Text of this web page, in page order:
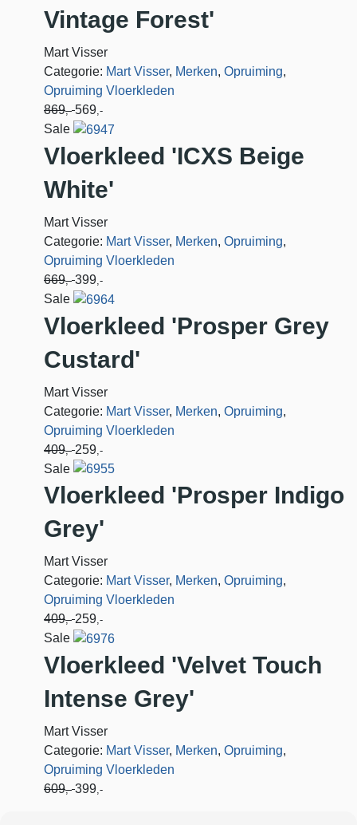
Vintage Forest'
Mart Visser
Categorie: Mart Visser, Merken, Opruiming,
Opruiming Vloerkleden
869,- 569 ,-
Sale
Vloerkleed 'ICXS Beige
White'
Mart Visser
Categorie: Mart Visser, Merken, Opruiming,
Opruiming Vloerkleden
669,- 399 ,-
Sale
Vloerkleed 'Prosper Grey
Custard'
Mart Visser
Categorie: Mart Visser, Merken, Opruiming,
Opruiming Vloerkleden
409,- 259 ,-
Sale
Vloerkleed 'Prosper Indigo
Grey'
Mart Visser
Categorie: Mart Visser, Merken, Opruiming,
Opruiming Vloerkleden
409,- 259,-
Sale
Vloerkleed 'Velvet Touch
Intense Grey'
Mart Visser
Categorie: Mart Visser, Merken, Opruiming,
Opruiming Vloerkleden
609,- 399,-